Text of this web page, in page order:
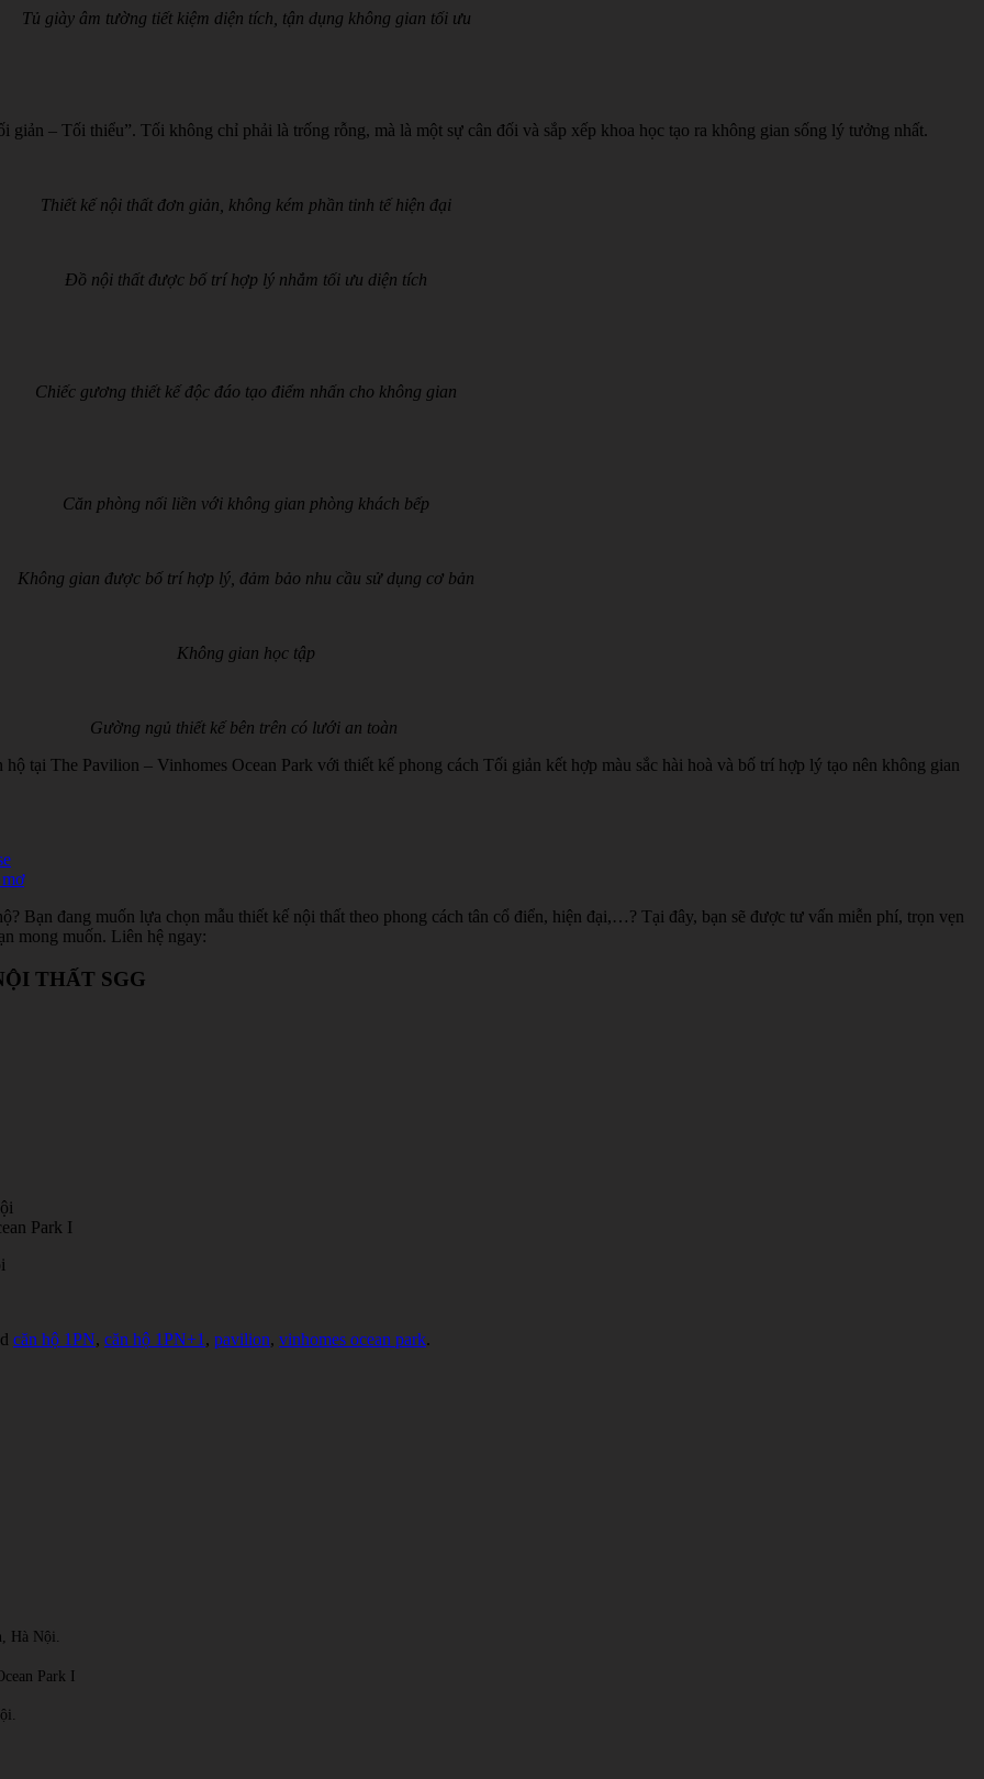
Tủ giày âm tường tiết kiệm diện tích, tận dụng không gian tối ưu
– Tối thiểu”. Tối không chỉ phải là trống rỗng, mà là một sự cân đối và sắp xếp khoa học tạo ra không gian sống lý tưởng nhất.
Thiết kế nội thất đơn giản, không kém phần tinh tế hiện đại
Đồ nội thất được bố trí hợp lý nhắm tối ưu diện tích
Chiếc gương thiết kế độc đáo tạo điểm nhấn cho không gian
Căn phòng nối liền với không gian phòng khách bếp
Không gian được bố trí hợp lý, đảm bảo nhu cầu sử dụng cơ bản
Không gian học tập
Gường ngủ thiết kế bên trên có lưới an toàn
tại The Pavilion – Vinhomes Ocean Park với thiết kế phong cách Tối giản kết hợp màu sắc hài hoà và bố trí hợp lý tạo nên không gian
Bạn đang muốn lựa chọn mẫu thiết kế nội thất theo phong cách tân cổ điển, hiện đại,…? Tại đây, bạn sẽ được tư vấn miễn phí, trọn vẹn
mong muốn. Liên hệ ngay:
THẤT SGG
Park I
căn hộ 1PN, căn hộ 1PN+1, pavilion, vinhomes ocean park.
Hà Nội.
Park I